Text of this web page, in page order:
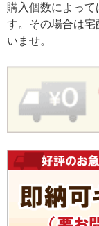
購入個数によって
す。その場合は宅
いませ。